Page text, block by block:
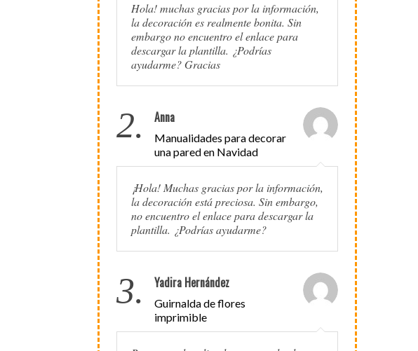
Hola! muchas gracias por la información,
la decoración es realmente bonita. Sin
embargo no encuentro el enlace para
descargar la plantilla. ¿Podrías
ayudarme? Gracias
2. Anna
Manualidades para decorar
una pared en Navidad
¡Hola! Muchas gracias por la información,
la decoración está preciosa. Sin embargo,
no encuentro el enlace para descargar la
plantilla. ¿Podrías ayudarme?
3. Yadira Hernández
Guirnalda de flores
imprimible